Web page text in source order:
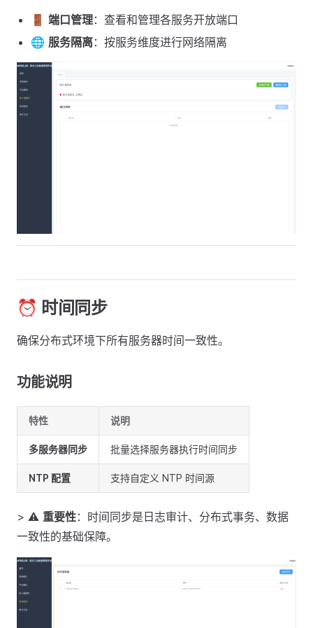
🚪 端口管理：查看和管理各服务开放端口
🌐 服务隔离：按服务维度进行网络隔离
⏰ 时间同步
确保分布式环境下所有服务器时间一致性。
功能说明
特性 说明
多服务器同步 批量选择服务器执行时间同步
NTP 配置 支持自定义 NTP 时间源
> ⚠️ 重要性：时间同步是日志审计、分布式事务、数据
一致性的基础保障。